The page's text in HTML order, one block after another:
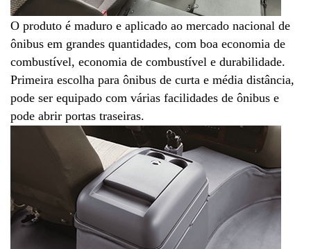
O produto é maduro e aplicado ao mercado nacional de
ônibus em grandes quantidades, com boa economia de
combustível, economia de combustível e durabilidade.
Primeira escolha para ônibus de curta e média distância,
pode ser equipado com várias facilidades de ônibus e
pode abrir portas traseiras.